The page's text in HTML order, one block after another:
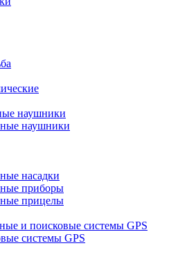
наушники
наушники
насадки
приборы
прицелы
и поисковые системы GPS
системы GPS